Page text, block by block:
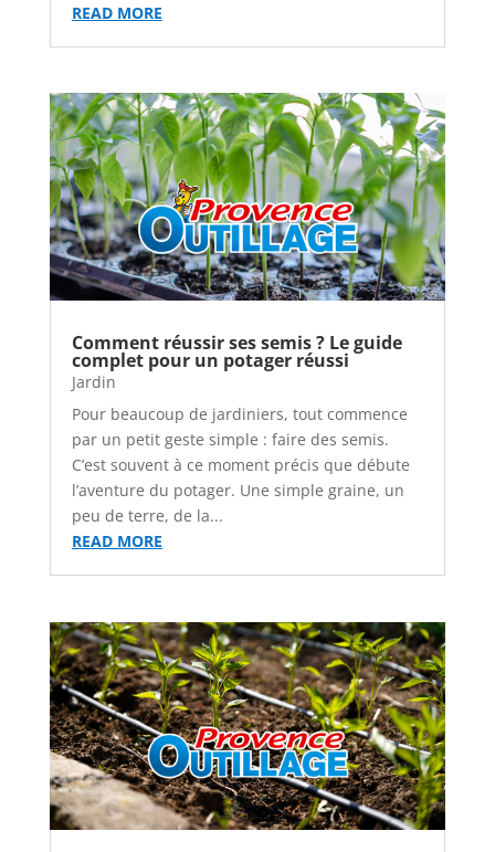
(Divi)
READ MORE
Comment réussir ses semis ? Le guide
complet pour un potager réussi
Jardin
Pour beaucoup de jardiniers, tout commence
par un petit geste simple : faire des semis.
C’est souvent à ce moment précis que débute
l’aventure du potager. Une simple graine, un
peu de terre, de la...
READ MORE